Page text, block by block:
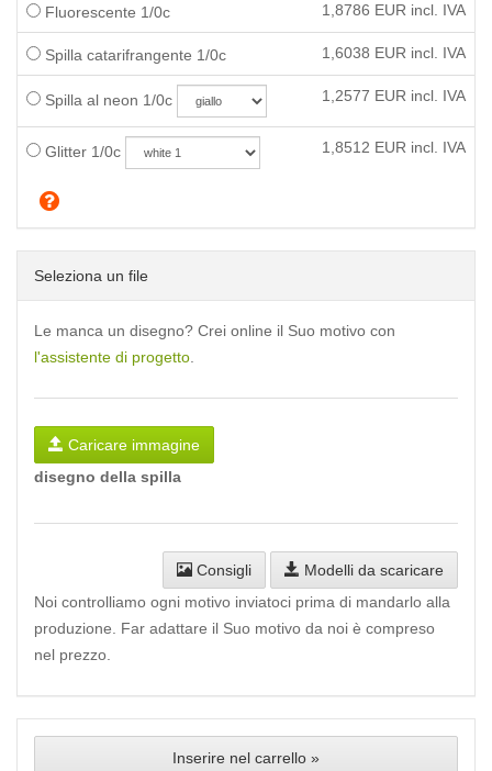
Fluorescente 1/0c 1,8786 EUR incl. IVA
Spilla catarifrangente 1/0c 1,6038 EUR incl. IVA
Spilla al neon 1/0c 1,2577 EUR incl. IVA
Glitter 1/0c 1,8512 EUR incl. IVA
Seleziona un file
Le manca un disegno? Crei online il Suo motivo con
l'assistente di progetto
Caricare immagine
disegno della spilla
Consigli
Modelli da scaricare
Noi controlliamo ogni motivo inviatoci prima di mandarlo alla
produzione. Far adattare il Suo motivo da noi è compreso
nel prezzo.
Inserire nel carrello »